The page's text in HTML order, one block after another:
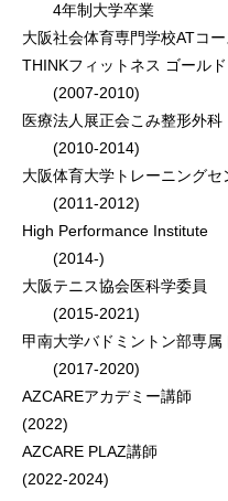
4年制大学卒業
大阪社会体育専門学校ATコ
THINKフィットネス ゴール
(2007-2010)
医療法人展正会こみ整形外科
(2010-2014)
大阪体育大学トレーニングセ
(2011-2012)
High Performance Institute
(2014-)
大阪テニス協会医科学委員
(2015-2021)
甲南大学バドミントン部専属
(2017-2020)
AZCAREアカデミー講師
(2022)
AZCARE PLAZ講師
(2022-2024)